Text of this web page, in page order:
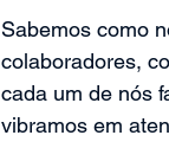
Sabemos como
colaboradores,
cada um de nós
vibramos em